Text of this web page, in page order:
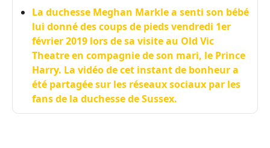
La duchesse Meghan Markle a senti son bébé
lui donné des coups de pieds vendredi 1er
février 2019 lors de sa visite au Old Vic
Theatre en compagnie de son mari, le Prince
Harry. La vidéo de cet instant de bonheur a
été partagée sur les réseaux sociaux par les
fans de la duchesse de Sussex.